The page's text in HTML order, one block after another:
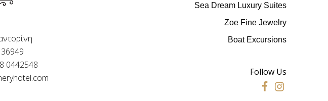
0442548
Sea Dream Luxury Suites
Zoe Fine Jewelry
Boat Excursions
Follow Us